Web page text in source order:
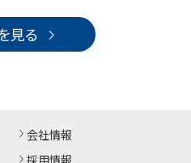
見る
会社情報
採用情報